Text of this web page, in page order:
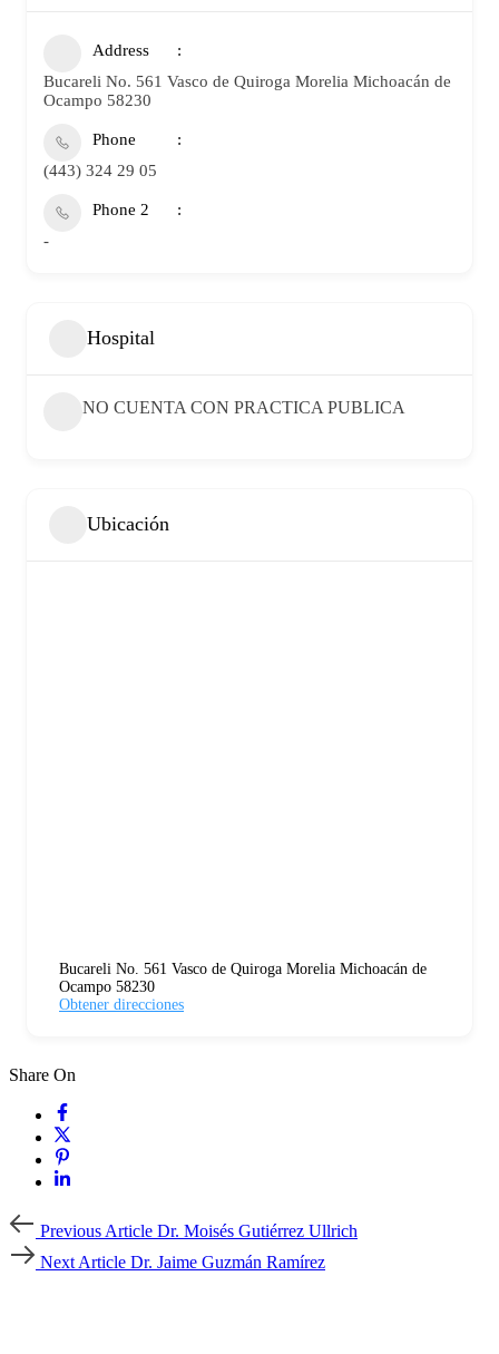
Address
Bucareli No. 561 Vasco de Quiroga Morelia Michoacán de
Ocampo 58230
Phone
(443) 324 29 05
Phone 2
-
Hospital
NO CUENTA CON PRACTICA PUBLICA
Ubicación
Bucareli No. 561 Vasco de Quiroga Morelia Michoacán de
Ocampo 58230
Obtener direcciones
Share On
Previous
ArticlePrevious Article Dr. Moisés Gutiérrez Ullrich
Next
ArticleNext Article Dr. Jaime Guzmán Ramírez